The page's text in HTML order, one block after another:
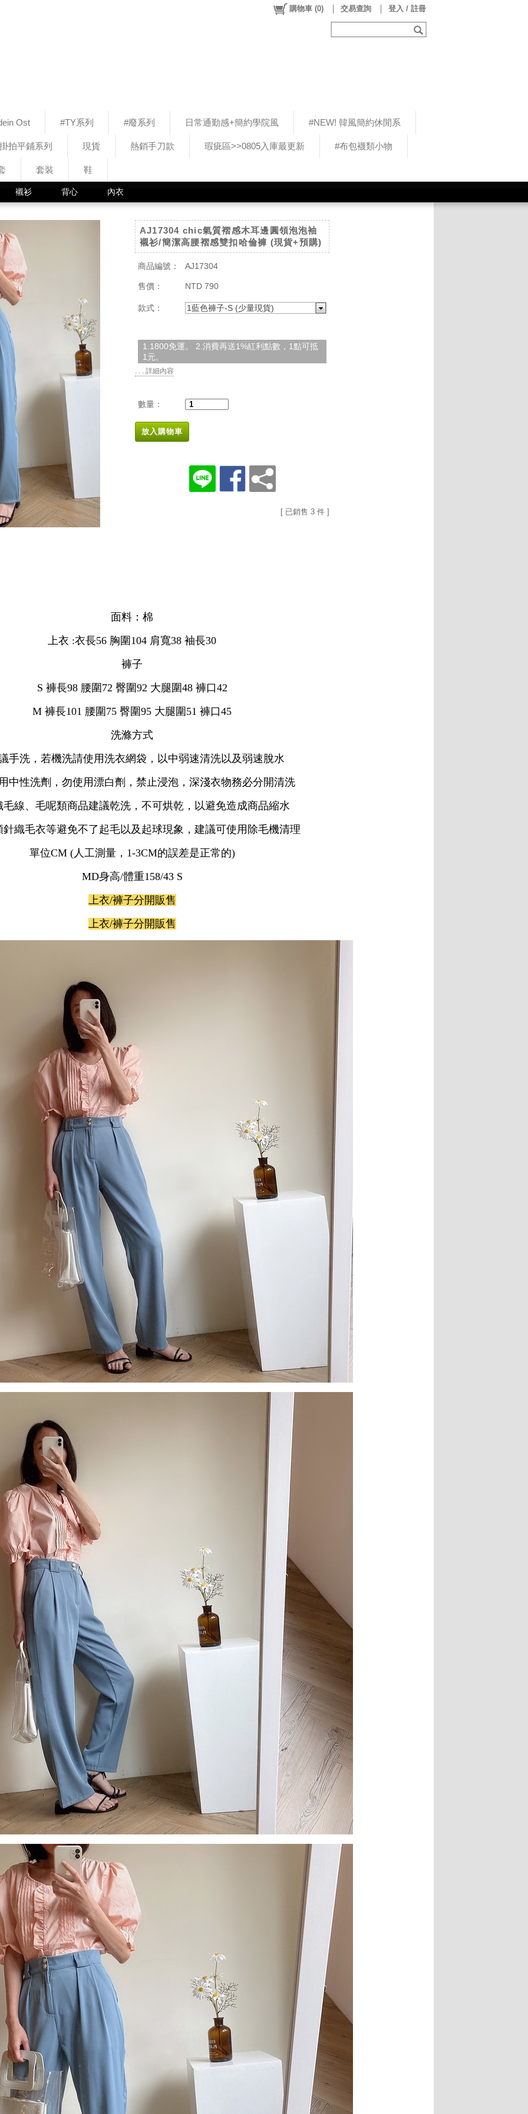
Ost #TY系列 #廢系列 日常通勤感+簡約學院風 #NEW! 韓風簡約休閒系
拍平鋪系列 現貨 熱銷手刀款 瑕疵區>>0805入庫最更新 #布包襪類小物
套裝 鞋
購物車 (0) 交易查詢 登入 / 註冊
襯衫 背心 內衣
AJ17304 chic氣質褶感木耳邊圓領泡泡袖
襯衫/簡潔高腰褶感雙扣哈倫褲 (現貨+預購)
商品編號： AJ17304
售價： NTD 790
款式： 1藍色褲子-S (少量現貨)
1.1800免運。 2.消費再送1%紅利點數，1點可抵
1元。
. . . 詳細內容
數量：
放入購物車
[ 已銷售 3 件 ]